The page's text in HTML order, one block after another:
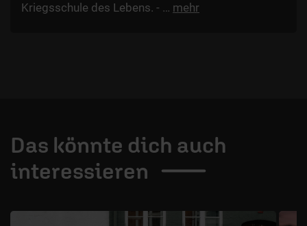
Kriegsschule des Lebens. - … mehr
Das könnte dich auch
interessieren